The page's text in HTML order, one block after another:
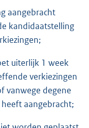
aangebracht
kandidaatstelling
uiterlijk 1 week
verkiezingen
vanwege degene
aangebracht;